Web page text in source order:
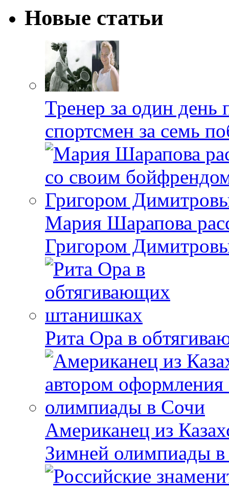
Новые статьи
Тренер за один день
спортсмен за семь
Мария Шарапова
Григором
Рита Ора в
Американец из
Зимней олимпиады